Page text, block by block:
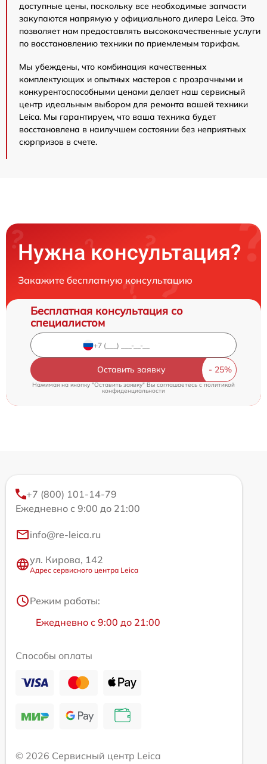
доступные цены, поскольку все необходимые запчасти
закупаются напрямую у официального дилера Leica. Это
позволяет нам предоставлять высококачественные услуги
по восстановлению техники по приемлемым тарифам.
Мы убеждены, что комбинация качественных
комплектующих и опытных мастеров с прозрачными и
конкурентоспособными ценами делает наш сервисный
центр идеальным выбором для ремонта вашей техники
Leica. Мы гарантируем, что ваша техника будет
восстановлена в наилучшем состоянии без неприятных
сюрпризов в счете.
Нужна консультация?
Закажите бесплатную консультацию
Бесплатная консультация со
специалистом
Оставить заявку
Нажимая на кнопку "Оставить заявку" Вы соглашаетесь cполитикой
конфиденциальности
+7 (800) 101-14-79
Ежедневно с 9:00 до 21:00
info@re-leica.ru
ул. Кирова, 142
Адрес сервисного центра Leica
Режим работы:
Ежедневно с 9:00 до 21:00
Способы оплаты
© 2026 Сервисный центр Leica